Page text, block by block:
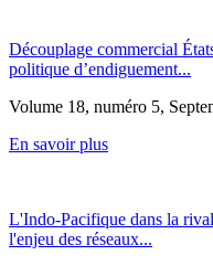
Découplage commercial
politique d’endiguement...
Volume 18, numéro 5,
En savoir plus
L'Indo-Pacifique dans la
l'enjeu des réseaux...